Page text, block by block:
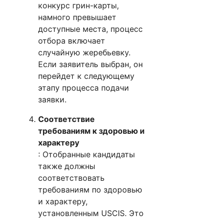
конкурс грин-карты,
намного превышает
доступные места, процесс
отбора включает
случайную жеребьевку.
Если заявитель выбран, он
перейдет к следующему
этапу процесса подачи
заявки.
Соответствие
требованиям к здоровью и
характеру
: Отобранные кандидаты
также должны
соответствовать
требованиям по здоровью
и характеру,
установленным USCIS. Это